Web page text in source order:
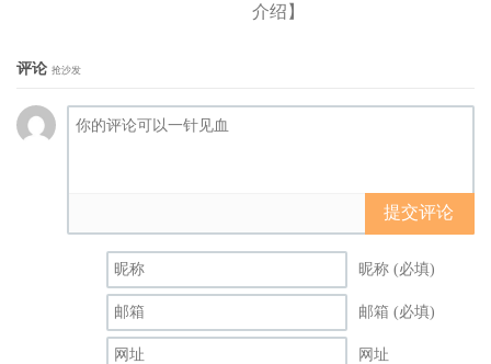
介绍】
评论 抢沙发
提交评论
昵称 (必填)
邮箱 (必填)
网址